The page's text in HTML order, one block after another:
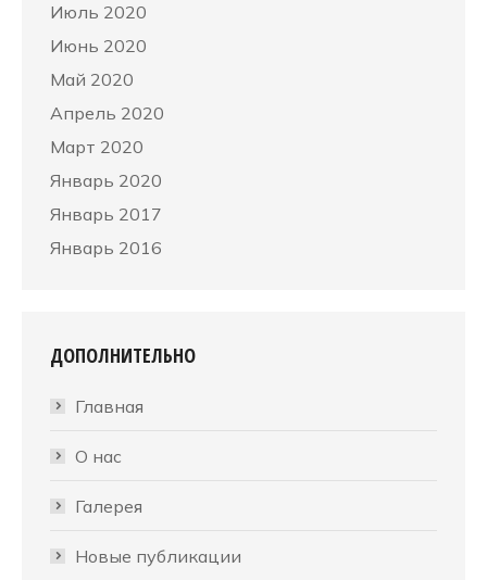
Июль 2020
Июнь 2020
Май 2020
Апрель 2020
Март 2020
Январь 2020
Январь 2017
Январь 2016
ДОПОЛНИТЕЛЬНО
Главная
О нас
Галерея
Новые публикации